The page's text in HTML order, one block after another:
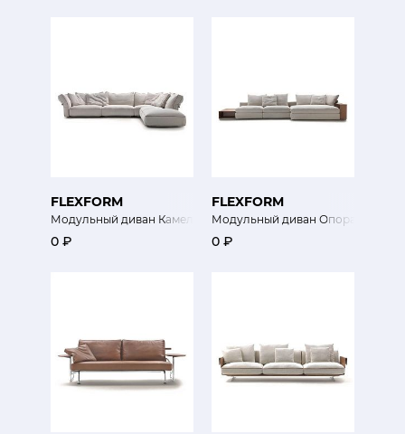
FLEXFORM
Модульный диван Камелот
0 ₽
FLEXFORM
Модульный диван Опора
0 ₽